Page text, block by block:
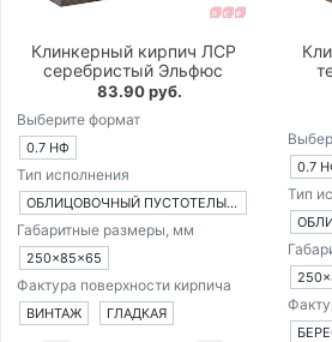
Клинкерный кирпич ЛСР
серебристый Эльфюс
83.90 руб.
Выберите формат
0.7 НФ
Тип исполнения
ОБЛИЦОВОЧНЫЙ ПУСТОТЕЛЫЙ КИРПИЧ
Габаритные размеры, мм
250×85×65
Фактура поверхности кирпича
ВИНТАЖ ГЛАДКАЯ
0.7
Тип